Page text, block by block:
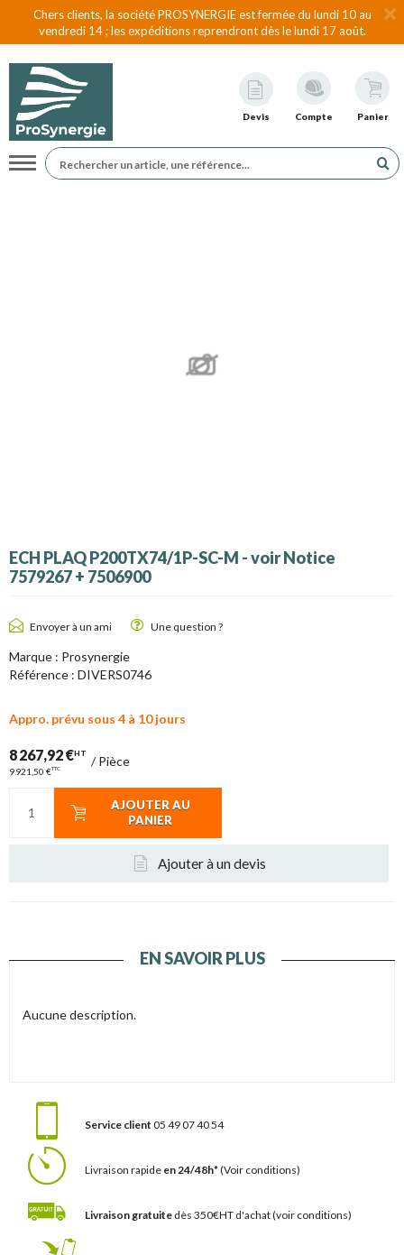
Chers clients, la société PROSYNERGIE est fermée du lundi 10 au
vendredi 14 ; les expéditions reprendront dès le lundi 17 août.
Devis Compte Panier
Navigation
ECH PLAQ P200TX74/1P-SC-M - voir Notice
7579267 + 7506900
Envoyer à un ami Une question ?
Marque : Prosynergie
Référence : DIVERS0746
Appro. prévu sous 4 à 10 jours
8 267,92 €HT
9 921,50 €TTC /Pièce
AJOUTER AU
PANIER
Ajouter à un devis
EN SAVOIR PLUS
Aucune description.
Service client 05 49 07 40 54
Livraison rapide en 24/48h*(Voir conditions)
Livraison gratuite dès 350€HT d'achat(voir conditions)